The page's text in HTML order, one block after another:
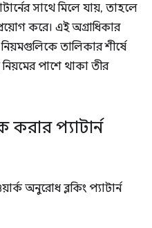
সাথে মিলে যায়, তাহলে
করে। এই অগ্রাধিকার
নিয়মগুলিকে তালিকার শীর্ষে
নিয়মের পাশে থাকা তীর
প্যাটার্ন
অনুরোধ ব্লকিং প্যাটার্ন